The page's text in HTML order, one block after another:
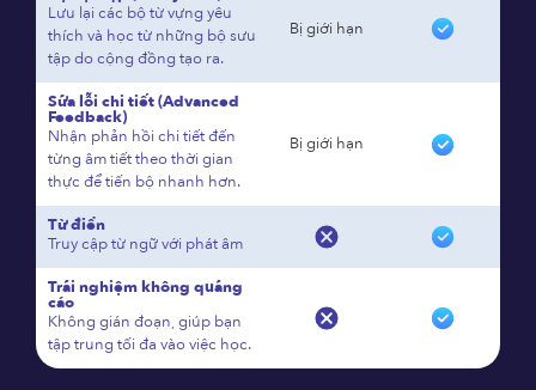
Lưu lại các bộ từ vựng yêu
thích và học từ những bộ sưu
tập do cộng đồng tạo ra.
Bị giới hạn
Sửa lỗi chi tiết (Advanced
Feedback)
Nhận phản hồi chi tiết đến
từng âm tiết theo thời gian
thực để tiến bộ nhanh hơn.
Bị giới hạn
Từ điển
Truy cập từ ngữ với phát âm
Trải nghiệm không quảng
cáo
Không gián đoạn, giúp bạn
tập trung tối đa vào việc học.